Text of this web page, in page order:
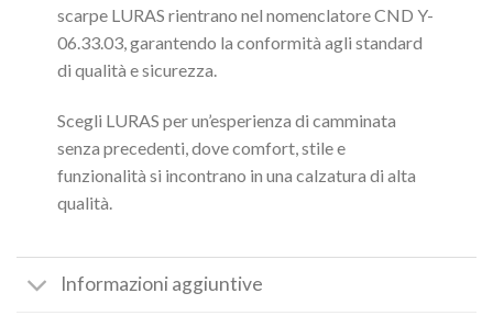
scarpe LURAS rientrano nel nomenclatore CND Y-
06.33.03, garantendo la conformità agli standard
di qualità e sicurezza.
Scegli LURAS per un’esperienza di camminata
senza precedenti, dove comfort, stile e
funzionalità si incontrano in una calzatura di alta
qualità.
Informazioni aggiuntive